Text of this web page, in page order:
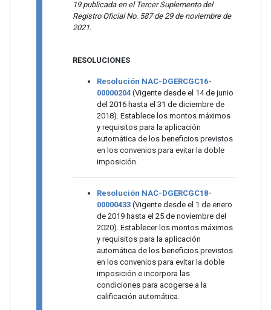
19 publicada en el Tercer Suplemento del
Registro Oficial No. 587 de 29 de noviembre de
2021.
RESOLUCIONES
Resolución NAC-DGERCGC16-
00000204(Vigente desde el 14 de junio
del 2016 hasta el 31 de diciembre de
2018). Establece los montos máximos
y requisitos para la aplicación
automática de los beneficios previstos
en los convenios para evitar la doble
imposición.
Resolución NAC-DGERCGC18-
00000433(Vigente desde el 1 de enero
de 2019 hasta el 25 de noviembre del
2020). Establecer los montos máximos
y requisitos para la aplicación
automática de los beneficios previstos
en los convenios para evitar la doble
imposición e incorpora las
condiciones para acogerse a la
calificación automática.